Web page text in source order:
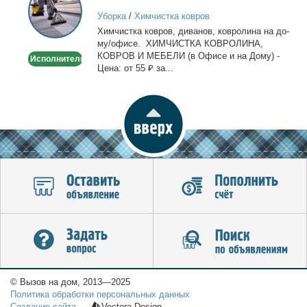
ковров
на
дому/
Исполнитель
Уборка/ Химчистка ковров
Хим­чист­ка ков­ров, ди­ва­нов, ков­ро­ли­на на до­
му/офи­се. ХИМЧИСТКА КОВРОЛИНА,
КОВРОВ И МЕБЕЛИ (в Офи­се и на До­му) -
Це­на: от 55 ₽ за...
© Вызов на дом, 2013—2025
Политика обработки персональных данных